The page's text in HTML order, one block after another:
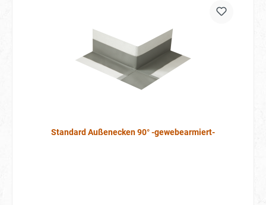
Standard Außenecken 90° -gewebearmiert-